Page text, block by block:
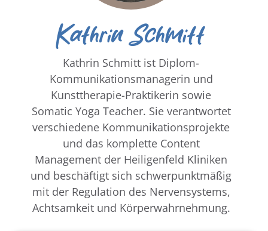
Kathrin Schmitt
Kathrin Schmitt ist Diplom-
Kommunikationsmanagerin und
Kunsttherapie-Praktikerin sowie
Somatic Yoga Teacher. Sie verantwortet
verschiedene Kommunikationsprojekte
und das komplette Content
Management der Heiligenfeld Kliniken
und beschäftigt sich schwerpunktmäßig
mit der Regulation des Nervensystems,
Achtsamkeit und Körperwahrnehmung.